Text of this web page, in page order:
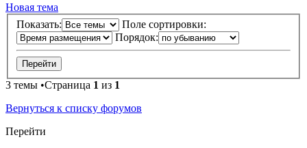
Новая тема
Показать:
Поле сортировки:
Порядок:
3 темы •Страница 1 из 1
Вернуться к списку форумов
Перейти